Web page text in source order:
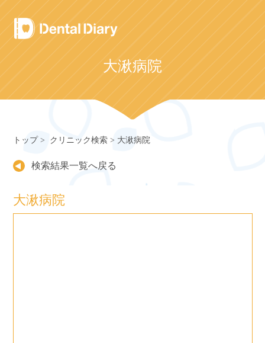
Skip
to
content
大湫病院
トップ クリニック検索 大湫病院
検索結果一覧へ戻る
大湫病院